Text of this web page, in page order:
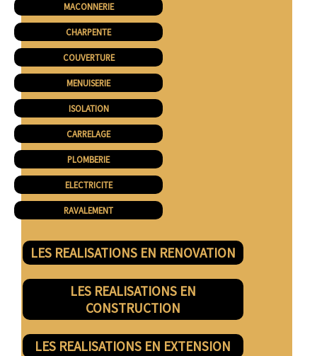
MACONNERIE
CHARPENTE
COUVERTURE
MENUISERIE
ISOLATION
CARRELAGE
PLOMBERIE
ELECTRICITE
RAVALEMENT
LES REALISATIONS EN RENOVATION
LES REALISATIONS EN
CONSTRUCTION
LES REALISATIONS EN EXTENSION